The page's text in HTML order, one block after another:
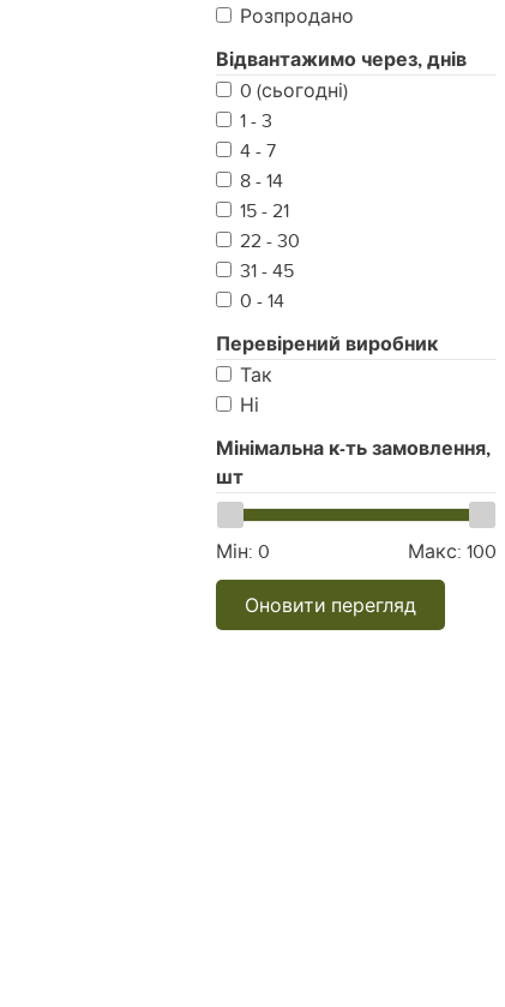
Розпродано
Відвантажимо через, днів
0 (сьогодні)
1 - 3
4 - 7
8 - 14
15 - 21
22 - 30
31 - 45
0 - 14
Перевірений виробник
Так
Ні
Мінімальна к-ть замовлення,
шт
Мін: 0 Макс: 100
Оновити перегляд